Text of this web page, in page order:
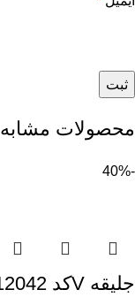
محصولات مشابه
-40%
جلیقه Vکد 12042